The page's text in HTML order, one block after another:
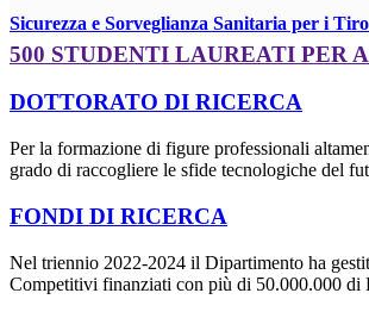
Sicurezza e Sorveglianza Sanitaria per i
500 STUDENTI LAUREATI PER
DOTTORATO DI RICERCA
Per la formazione di figure professionali
grado di raccogliere le sfide tecnologiche del
FONDI DI RICERCA
Nel triennio 2022-2024 il Dipartimento ha
Competitivi finanziati con più di 50.000.000 di